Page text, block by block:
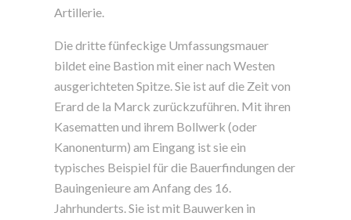
Artillerie.
Die dritte fünfeckige Umfassungsmauer
bildet eine Bastion mit einer nach Westen
ausgerichteten Spitze. Sie ist auf die Zeit von
Erard de la Marck zurückzuführen. Mit ihren
Kasematten und ihrem Bollwerk (oder
Kanonenturm) am Eingang ist sie ein
typisches Beispiel für die Bauerfindungen der
Bauingenieure am Anfang des 16.
Jahrhunderts. Sie ist mit Bauwerken in